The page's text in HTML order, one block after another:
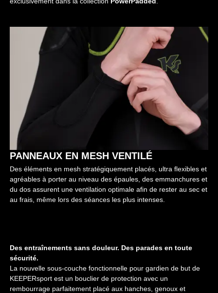
PANNEAUX EN MESH VENTILÉ
Des éléments en mesh stratégiquement placés, ultra flexibles et
agréables à porter au niveau des épaules, des emmanchures et
du dos assurent une ventilation optimale afin de rester au sec et
au frais, même lors des séances les plus intenses.
Des entraînements sans douleur. Des parades en toute
sécurité.
La nouvelle sous-couche fonctionnelle pour gardien de but de
KEEPERsport est un bouclier de protection avec un
rembourrage parfaitement placé aux hanches, genoux et